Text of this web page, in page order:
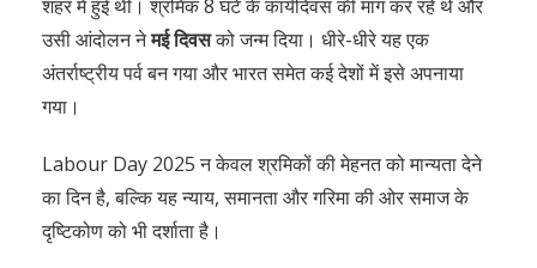
शहर में हुई थी। श्रमिक 8 घंटे के कार्यदिवस की मांग कर रहे थे और
उसी आंदोलन नेमई दिवसको जन्म दिया। धीरे-धीरे यह एक
अंतर्राष्ट्रीय पर्व बन गया और भारत समेत कई देशों में इसे अपनाया
गया।
Labour Day 2025 न केवल श्रमिकों की मेहनत को मान्यता देने
का दिन है, बल्कि यह न्याय, समानता और गरिमा की ओर समाज के
दृष्टिकोण को भी दर्शाता है।